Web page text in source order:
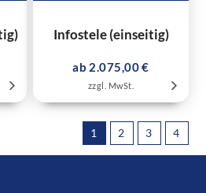
Infostele (einseitig)
ab 2.075,00 €
zzgl. MwSt.
1 2 3 4